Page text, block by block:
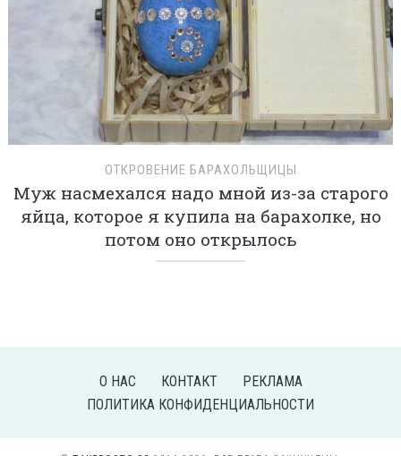
ОТКРОВЕНИЕ БАРАХОЛЬЩИЦЫ
Муж насмехался надо мной из-за старого
яйца, которое я купила на барахолке, но
потом оно открылось
О НАС КОНТАКТ
РЕКЛАМА
ПОЛИТИКА КОНФИДЕНЦИАЛЬНОСТИ